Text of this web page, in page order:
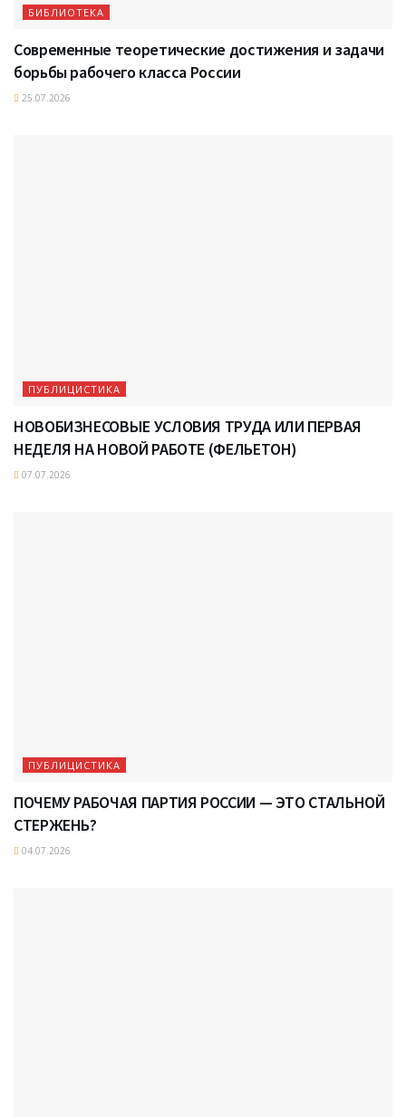
БИБЛИОТЕКА
Современные теоретические достижения и задачи
борьбы рабочего класса России
25.07.2026
ПУБЛИЦИСТИКА
НОВОБИЗНЕСОВЫЕ УСЛОВИЯ ТРУДА ИЛИ ПЕРВАЯ
НЕДЕЛЯ НА НОВОЙ РАБОТЕ (ФЕЛЬЕТОН)
07.07.2026
ПУБЛИЦИСТИКА
ПОЧЕМУ РАБОЧАЯ ПАРТИЯ РОССИИ — ЭТО СТАЛЬНОЙ
СТЕРЖЕНЬ?
04.07.2026